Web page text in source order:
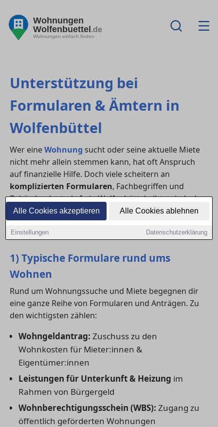
Alle Cookies akzeptieren Alle Cookies ablehnen
Einstellungen Datenschutzerklärung
Wohnungen
Wolfenbuettel.de
Wohnungen einfach finden
Unterstützung bei
Formularen & Ämtern in
Wolfenbüttel
Wer eineWohnung sucht oder seine aktuelle Miete
nicht mehr allein stemmen kann, hat oft Anspruch
auf finanzielle Hilfe. Doch viele scheitern an
komplizierten Formularen, Fachbegriffen und
Behördendeutsch. In in Wolfenbüttel gibt es jedoch
verschiedene Stellen, die dich beim Ausfüllen von
Anträgen und im Kontakt mit Ämtern unterstützen –
damit dein Antrag nicht an Formalitäten scheitert.
1) Typische Formulare rund ums
Wohnen
Rund um Wohnungssuche und Miete begegnen dir
eine ganze Reihe von Formularen und Anträgen. Zu
den wichtigsten zählen:
Wohngeldantrag: Zuschuss zu den
Wohnkosten für Mieter:innen &
Eigentümer:innen
Leistungen für Unterkunft & Heizung im
Rahmen von Bürgergeld
Wohnberechtigungsschein (WBS): Zugang zu
öffentlich geförderten Wohnungen